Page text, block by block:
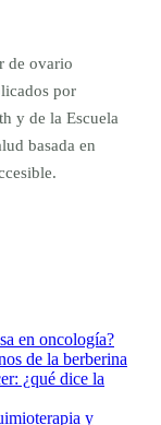
de ovario
por
y de la Escuela
basada en
en oncología?
de la berberina
¿qué dice la
y